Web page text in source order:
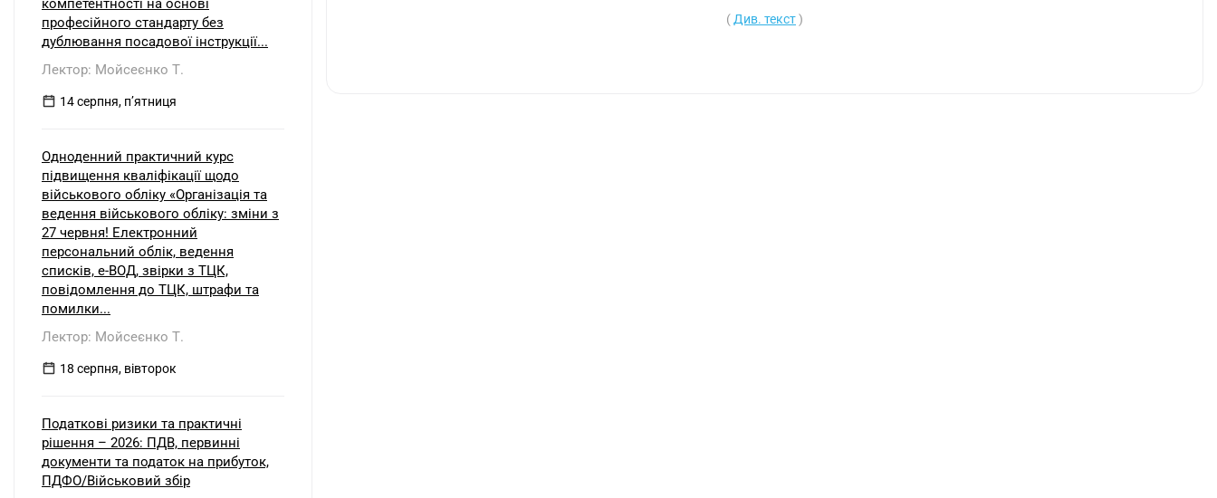
( Див. текст)
компетентності на основі
професійного стандарту без
дублювання посадової інструкції...
Лектор: Мойсеєнко Т.
14 серпня, пʼятниця
Одноденний практичний курс
підвищення кваліфікації щодо
військового обліку «Організація та
ведення військового обліку: зміни з
27 червня! Електронний
персональний облік, ведення
списків, е-ВОД, звірки з ТЦК,
повідомлення до ТЦК, штрафи та
помилки...
Лектор: Мойсеєнко Т.
18 серпня, вівторок
Податкові ризики та практичні
рішення – 2026: ПДВ, первинні
документи та податок на прибуток,
ПДФО/Військовий збір